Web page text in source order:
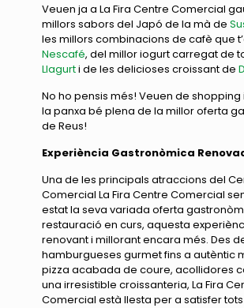
Veuen ja a La Fira Centre Comercial
millors sabors del Japó de la mà de
les millors combinacions de cafè que
Nescafé, del millor iogurt carregat de
Llagurti de les delicioses croissant de
No ho pensis més! Veuen de
la panxa bé plena de la millor oferta
de Reus!
Experiència Gastronòmica
Una de les principals atraccions del
Comercial La Fira Centre Comercial
estat la seva variada oferta
restauració en curs, aquesta
renovant i millorant encara més. Des
hamburgueses gurmet fins a autèntic
pizza acabada de coure, acollidores
una irresistible croissanteria, La Fira
Comercial està llesta per a satisfer